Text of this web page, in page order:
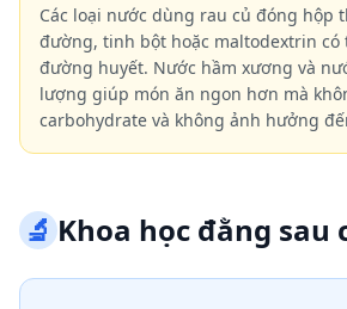
Các loại nước dùng rau củ đóng hộp
đường, tinh bột hoặc maltodextrin có
đường huyết. Nước hầm xương và
lượng giúp món ăn ngon hơn mà
carbohydrate và không ảnh hưởng
🔬Khoa học đằng sau